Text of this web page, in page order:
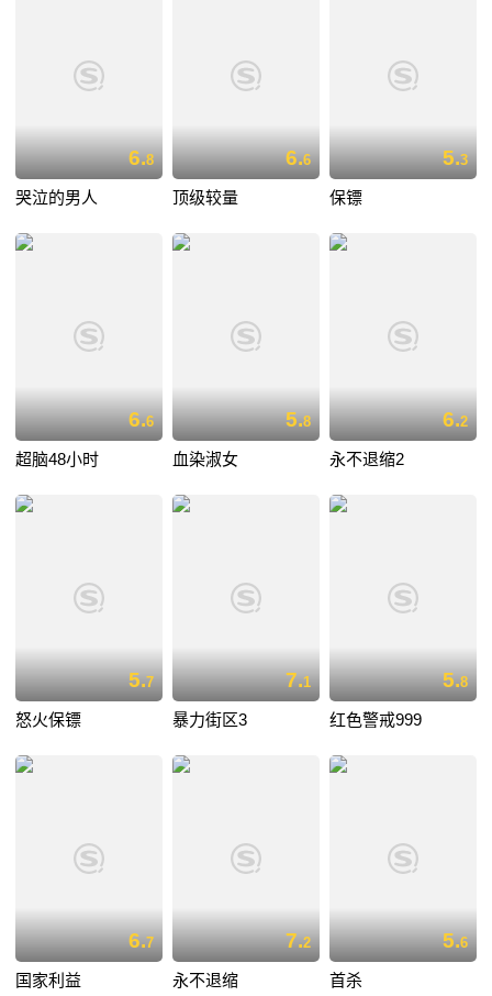
6.8
哭泣的男人
6.6
顶级较量
5.3
保镖
6.6
超脑48小时
5.8
血染淑女
6.2
永不退缩2
5.7
怒火保镖
7.1
暴力街区3
5.8
红色警戒999
6.7
国家利益
7.2
永不退缩
5.6
首杀